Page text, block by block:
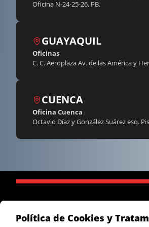
Oficina N-24-25-26, PB.
GUAYAQUIL
Oficinas
C. C. Aeroplaza Av. de las América y
CUENCA
Oficina Cuenca
Octavio Díaz y González Suárez esq.
Panamericana Norte Km 14,5, entre
Política de Cookies y